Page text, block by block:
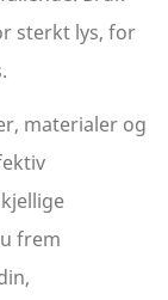
sterkt lys, for
materialer og
frem